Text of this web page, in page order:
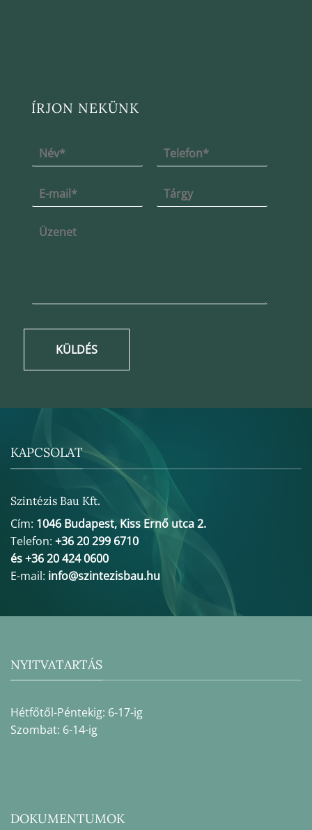
ÍRJON NEKÜNK
KÜLDÉS
KAPCSOLAT
Szintézis Bau Kft.
Cím: 1046 Budapest, Kiss Ernő utca 2.
Telefon: +36 20 299 6710
és +36 20 424 0600
E-mail: info@szintezisbau.hu
NYITVATARTÁS
Hétfőtől-Péntekig: 6-17-ig
Szombat: 6-14-ig
DOKUMENTUMOK